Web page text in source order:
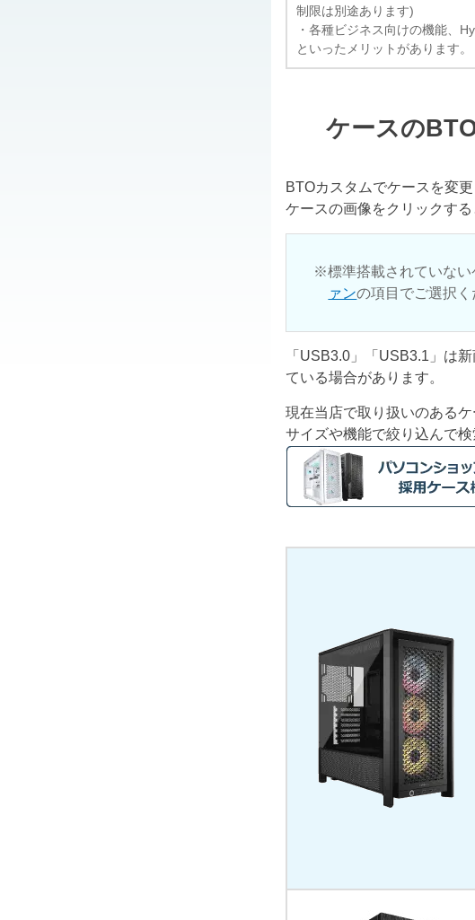
制限は別途あります)
・各種ビジネス向けの機能、
といったメリットがあります。
ケースの
BTOカスタムでケースを変
ケースの画像をクリックす
標準搭載されていな
ァンの項目でご選択く
「USB3.0」「USB3.1」は
ている場合があります。
現在当店で取り扱いのある
サイズや機能で絞り込んで検